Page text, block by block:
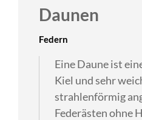
Daunen
Federn
Eine Daune ist
Kiel und sehr
strahlenförmig
Federästen ohne